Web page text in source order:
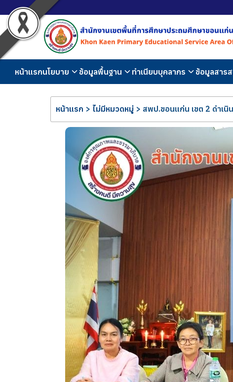
หน้าแรกนโยบาย ข้อมูลพื้นฐาน ทำเนียบบุคลากร ข้อมูลสาร
หน้าแรก > ไม่มีหมวดหมู่ > สพป.ขอนแก่น เขต 2 ดำเนิ